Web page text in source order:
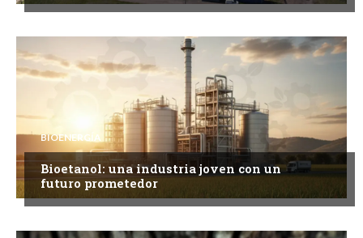
BIOENERGÍA
Bioetanol: una industria joven con un
futuro prometedor